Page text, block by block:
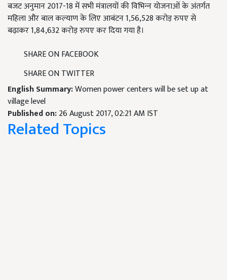
बजट अनुमान 2017-18 में सभी मंत्रालयों की विभिन्‍न योजनाओं के अंतर्गत
महिला और बाल कल्‍याण के लिए आबंटन 1,56,528 करोड़ रुपए से
बढ़ाकर 1,84,632 करोड़ रुपए कर दिया गया है।
SHARE ON FACEBOOK
SHARE ON TWITTER
English Summary:Women power centers will be set up at
village level
Published on:26 August 2017, 02:21 AM IST
Related Topics